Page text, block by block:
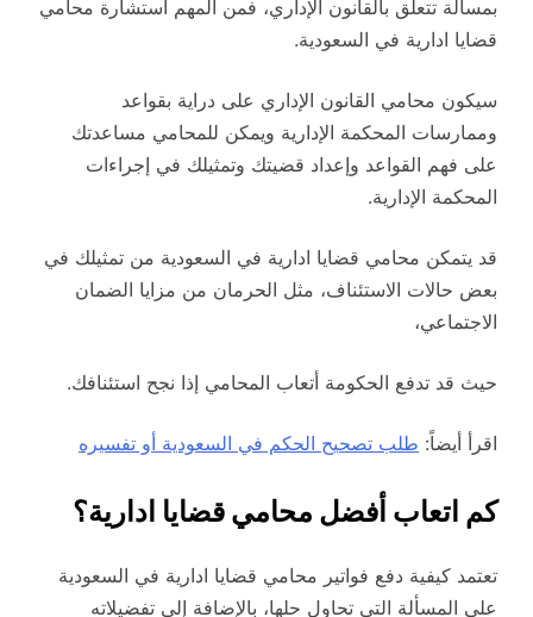
بمسألة تتعلق بالقانون الإداري، فمن المهم استشارة محامي
قضايا ادارية في السعودية.
سيكون محامي القانون الإداري على دراية بقواعد
وممارسات المحكمة الإدارية ويمكن للمحامي مساعدتك
على فهم القواعد وإعداد قضيتك وتمثيلك في إجراءات
المحكمة الإدارية.
قد يتمكن محامي قضايا ادارية في السعودية من تمثيلك في
بعض حالات الاستئناف، مثل الحرمان من مزايا الضمان
الاجتماعي،
حيث قد تدفع الحكومة أتعاب المحامي إذا نجح استئنافك.
اقرأ أيضاً: طلب تصحيح الحكم في السعودية أو تفسيره
كم اتعاب أفضل محامي قضايا ادارية؟
تعتمد كيفية دفع فواتير محامي قضايا ادارية في السعودية
على المسألة التي تحاول حلها، بالإضافة إلى تفضيلاته